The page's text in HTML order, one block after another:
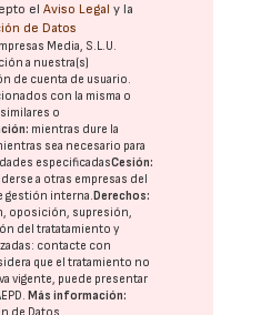
elAviso Legal y la
de Datos
Media, S.L.U.
a nuestra(s)
de cuenta de usuario.
con la misma o
o
mientras dure la
sea necesario para
especificadasCesión:
a otras empresas del
gestión interna. Derechos:
oposición, supresión,
del tratatamiento y
contacte con
que el tratamiento no
vigente, puede presentar
. Más información: